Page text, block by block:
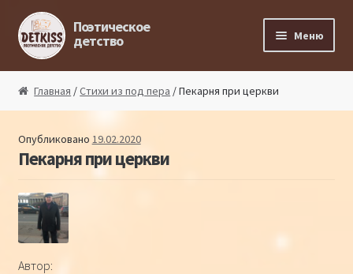
Перейти к навигации
Перейти к содержимому
Поэтическое
детство Меню
Поэтический ликбез
Поэтический блог
Главная /Стихи из под пера / Пекарня при церкви
Опубликовано 19.02.2020
Пекарня при церкви
Автор: